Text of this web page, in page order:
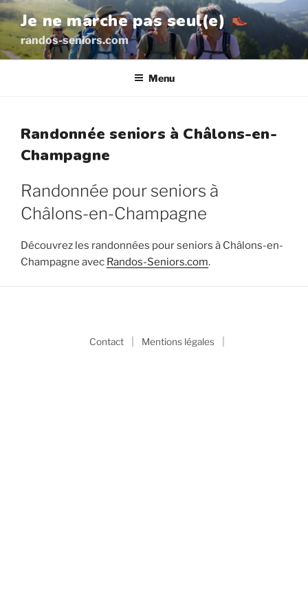
Aller
au
contenu
principal
Je ne marche pas seul(e)
randos-seniors.com
Menu
Randonnée seniors à Châlons-en-
Champagne
Randonnée pour seniors à
Châlons-en-Champagne
Découvrez les randonnées pour seniors à Châlons-en-
Champagne avec Randos-Seniors.com.
Contact Mentions légales